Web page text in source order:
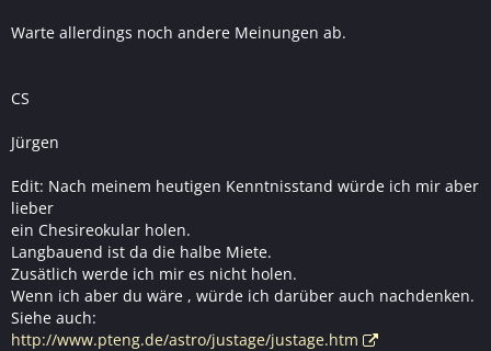
Warte allerdings noch andere Meinungen ab.
CS
Jürgen
Edit: Nach meinem heutigen Kenntnisstand würde ich mir aber
lieber
ein Chesireokular holen.
Langbauend ist da die halbe Miete.
Zusätlich werde ich mir es nicht holen.
Wenn ich aber du wäre , würde ich darüber auch nachdenken.
Siehe auch:
http://www.pteng.de/astro/justage/justage.htm